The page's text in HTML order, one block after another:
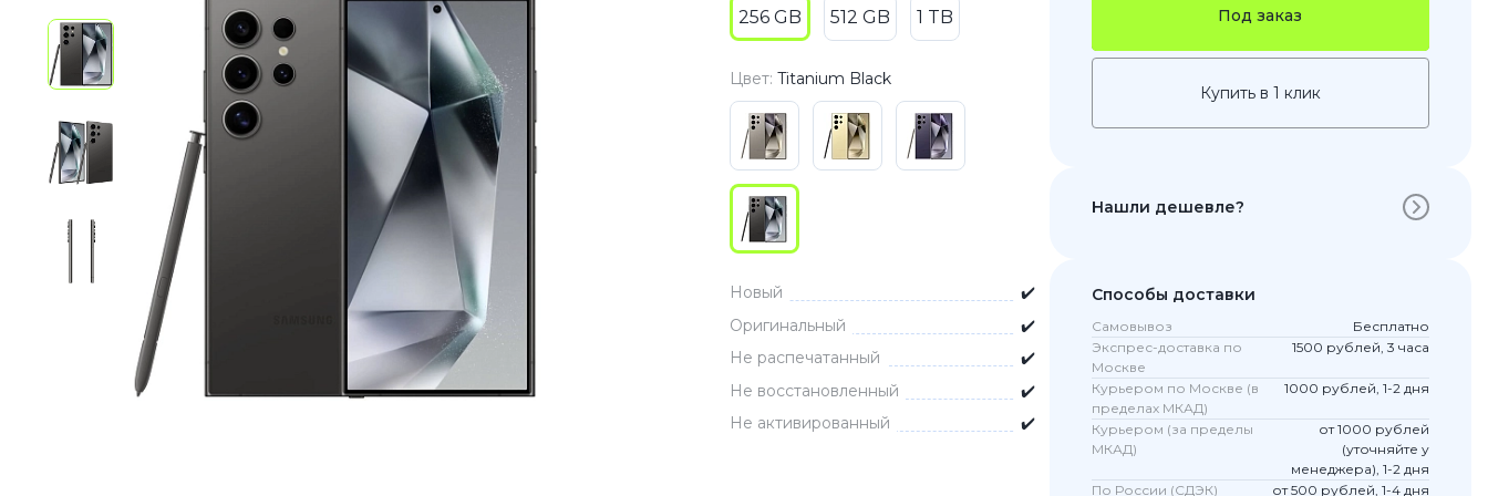
iPhone 13
iPhone 12
iPhone 11
iPhone SE
Pixel 9
Pixel 6
Poco
F Series
M Series
X Series
Honor 400 Pro
Honor Magic 8 Pro
Аксессуары
256 GB 512 GB 1 TB
Цвет: Titanium Black
Новый
✔️
Оригинальный
✔️
Не распечатанный
✔️
Не восстановленный
✔️
Не активированный
✔️
Под заказ
Купить в 1 клик
Нашли дешевле?
Способы доставки
Самовывоз
Бесплатно
Экспрес-доставка по
Москве
1500 рублей, 3 часа
Курьером по Москве (в
пределах МКАД)
1000 рублей, 1-2 дня
Курьером (за пределы
МКАД)
от 1000 рублей
(уточняйте у
менеджера), 1-2 дня
По России (СДЭК)
от 500 рублей, 1-4 дня